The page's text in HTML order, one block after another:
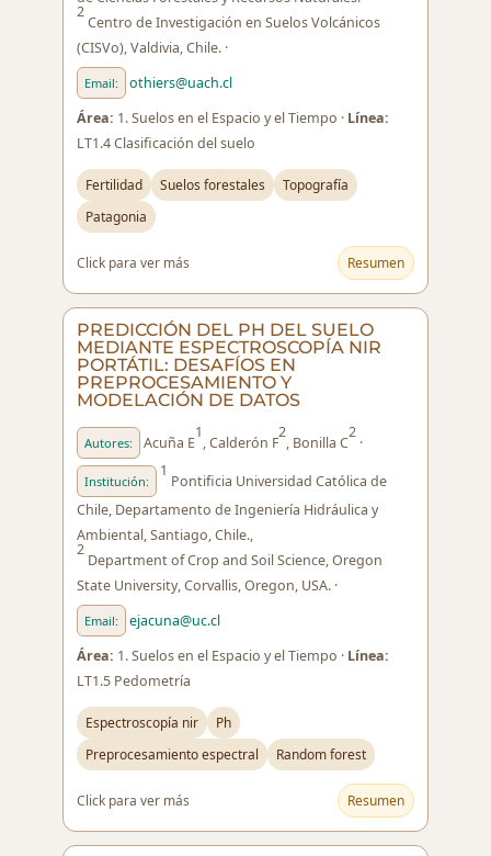
2
Centro de Investigación en Suelos Volcánicos
(CISVo), Valdivia, Chile. ·
Email:
othiers@uach.cl
Área: 1. Suelos en el Espacio y el Tiempo · Línea:
LT1.4 Clasificación del suelo
Fertilidad Suelos forestales
Topografía
Patagonia
Click para ver más Resumen
PREDICCIÓN DEL PH DEL SUELO
MEDIANTE ESPECTROSCOPÍA NIR
PORTÁTIL: DESAFÍOS EN
PREPROCESAMIENTO Y
MODELACIÓN DE DATOS
Autores: Acuña E
1
, Calderón F
2
, Bonilla C
2
·
Institución:
1
Pontificia Universidad Católica de
Chile, Departamento de Ingeniería Hidráulica y
Ambiental, Santiago, Chile.,
2
Department of Crop and Soil Science, Oregon
State University, Corvallis, Oregon, USA. ·
Email:
ejacuna@uc.cl
Área: 1. Suelos en el Espacio y el Tiempo · Línea:
LT1.5 Pedometría
Espectroscopía nir
Ph
Preprocesamiento espectral
Random forest
Click para ver más Resumen